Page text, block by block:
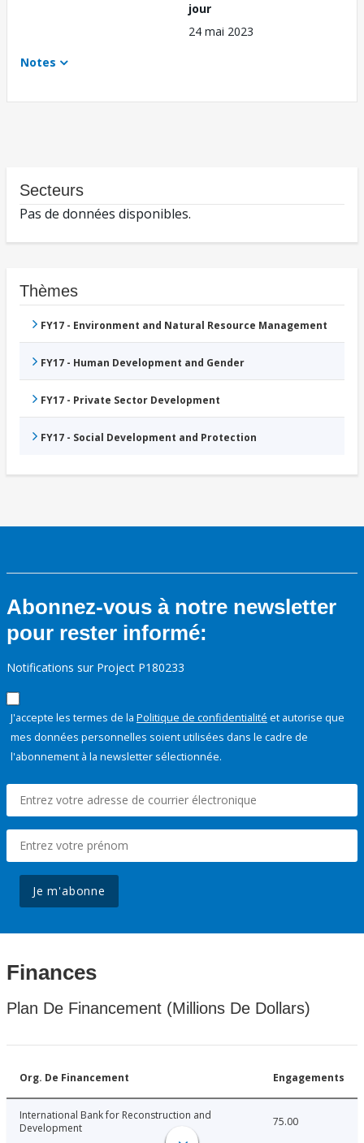
jour
24 mai 2023
Notes
Secteurs
Pas de données disponibles.
Thèmes
FY17 - Environment and Natural Resource Management
FY17 - Human Development and Gender
FY17 - Private Sector Development
FY17 - Social Development and Protection
Abonnez-vous à notre newsletter
pour rester informé:
Notifications sur Project P180233
J'accepte les termes de la Politique de confidentialité et autorise que
mes données personnelles soient utilisées dans le cadre de
l'abonnement à la newsletter sélectionnée.
Je m'abonne
Finances
Plan De Financement (Millions De Dollars)
Org. De Financement Engagements
International Bank for Reconstruction and
Development
75.00